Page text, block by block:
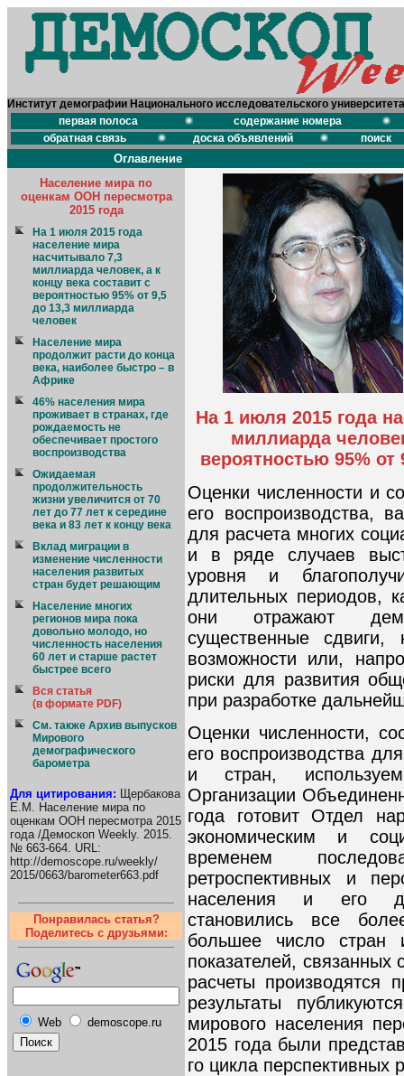
Институт демографии Национального исследовательского
первая полоса
содержание номера
обратная связь
доска объявлений поиск
Оглавление
Население мира по
оценкам ООН пересмотра
2015 года
На 1 июля 2015 года
население мира
насчитывало 7,3
миллиарда человек, а к
концу века составит с
вероятностью 95% от 9,5
до 13,3 миллиарда
человек
Население мира
продолжит расти до конца
века, наиболее быстро – в
Африке
46% населения мира
проживает в странах, где
рождаемость не
обеспечивает простого
воспроизводства
Ожидаемая
продолжительность
жизни увеличится от 70
лет до 77 лет к середине
века и 83 лет к концу века
Вклад миграции в
изменение численности
населения развитых
стран будет решающим
Население многих
регионов мира пока
довольно молодо, но
численность населения
60 лет и старше растет
быстрее всего
Вся статья
(в формате PDF)
См. также Архив выпусков
Мирового
демографического
барометра
Для цитирования: Щербакова
Е.М. Население мира по
оценкам ООН пересмотра 2015
года /Демоскоп Weekly. 2015.
№ 663-664. URL:
http://demoscope.ru/weekly/
2015/0663/barometer663.pdf
Понравилась статья?
Поделитесь с друзьями:
Web demoscope.ru
На 1 июля 2015 года
миллиарда
вероятностью 95%
Оценки численности и
его воспроизводства,
для расчета многих
и в ряде случаев
уровня и
длительных периодов,
они отражают
существенные сдвиги,
возможности или,
риски для развития
при разработке
Оценки численности,
его воспроизводства
и стран,
Организации
года готовит Отдел
экономическим и
временем
ретроспективных и
населения и его
становились все
большее число
показателей, связанных
расчеты
результаты
мирового населения
2015 года были
го цикла перспективных